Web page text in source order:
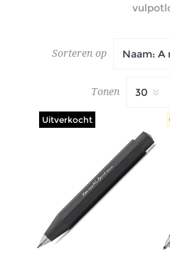
Sorteren op
Tonen
Uitverkocht